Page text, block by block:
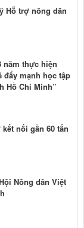
Hỗ trợ nông dân
năm thực hiện
đẩy mạnh học tập
Hồ Chí Minh”
nối gần 60 tấn
Nông dân Việt